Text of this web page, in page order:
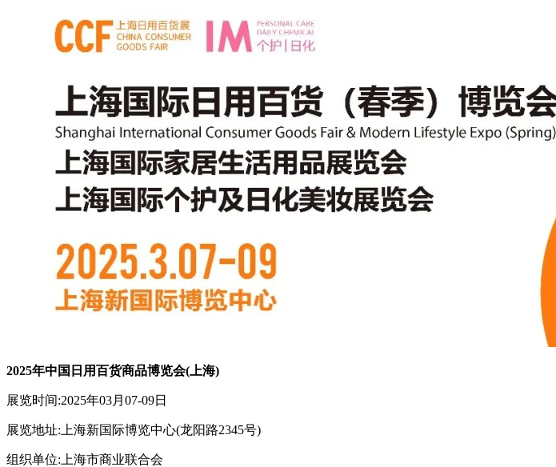
2025年中国日用百货商品博览会(上海)
展览时间:2025年03月07-09日
展览地址:上海新国际博览中心(龙阳路2345号)
组织单位:上海市商业联合会